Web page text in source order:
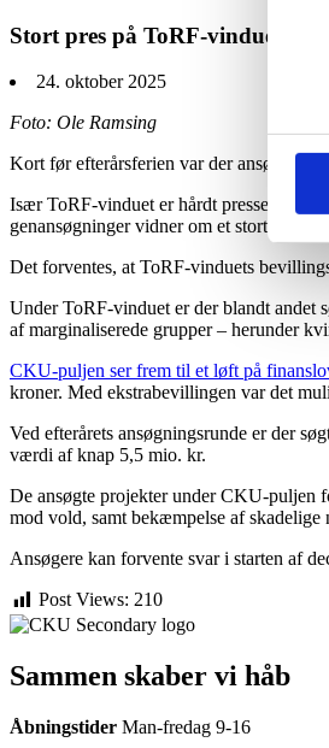
Stort pres på ToRF-vinduet ved
24. oktober 2025
Foto: Ole Ramsing
Kort før efterårsferien var der
Især ToRF-vinduet er hårdt presset. Ved
genansøgninger vidner om et stort
Det forventes, at ToRF-vinduets
Under ToRF-vinduet er der blandt andet
af marginaliserede grupper – herunder
CKU-puljen ser frem til et løft på
kroner. Med ekstrabevillingen var det
Ved efterårets ansøgningsrunde er der
værdi af knap 5,5 mio. kr.
De ansøgte projekter under CKU-puljen
mod vold, samt bekæmpelse af skadelige
Ansøgere kan forvente svar i starten af
Post Views: 210
Sammen skaber vi håb
Åbningstider Man-fredag 9-16